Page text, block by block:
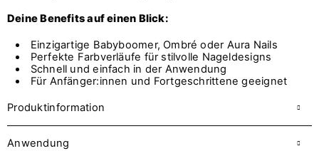
Deine Benefits auf einen Blick:
Einzigartige Babyboomer, Ombré oder Aura Nails
Perfekte Farbverläufe für stilvolle Nageldesigns
Schnell und einfach in der Anwendung
Für Anfänger:innen und Fortgeschrittene geeignet
Produktinformation
Anwendung